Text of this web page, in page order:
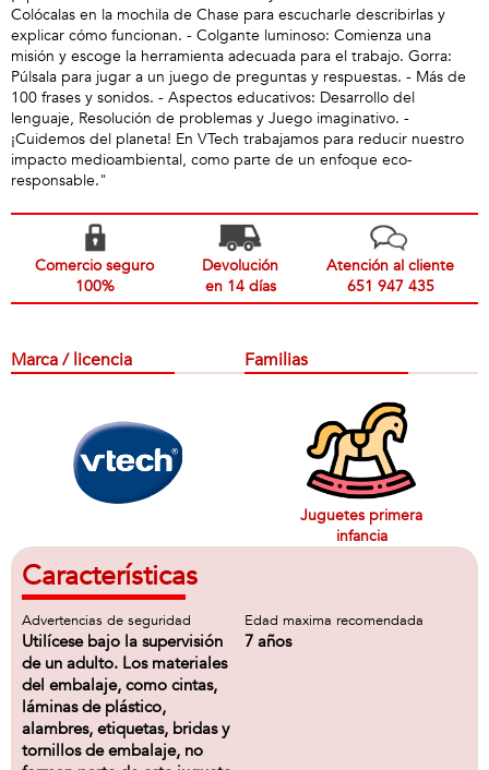
Colócalas en la mochila de Chase para escucharle describirlas y
explicar cómo funcionan. - Colgante luminoso: Comienza una
misión y escoge la herramienta adecuada para el trabajo. Gorra:
Púlsala para jugar a un juego de preguntas y respuestas. - Más de
100 frases y sonidos. - Aspectos educativos: Desarrollo del
lenguaje, Resolución de problemas y Juego imaginativo. -
¡Cuidemos del planeta! En VTech trabajamos para reducir nuestro
impacto medioambiental, como parte de un enfoque eco-
responsable."
Comercio seguro
100%
Devolución
en 14 días
Atención al cliente
651 947 435
Marca / licencia Familias
Juguetes primera
infancia
Características
Advertencias de seguridad
Utilícese bajo la supervisión
de un adulto. Los materiales
del embalaje, como cintas,
láminas de plástico,
alambres, etiquetas, bridas y
tornillos de embalaje, no
Edad maxima recomendada
7 años